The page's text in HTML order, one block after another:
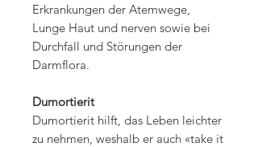
Erkrankungen der Atemwege,
Lunge Haut und nerven sowie bei
Durchfall und Störungen der
Darmflora.
Dumortierit
Dumortierit hilft, das Leben leichter
zu nehmen, weshalb er auch «take it